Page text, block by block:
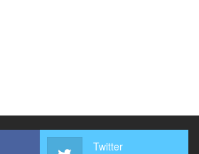
Twitter